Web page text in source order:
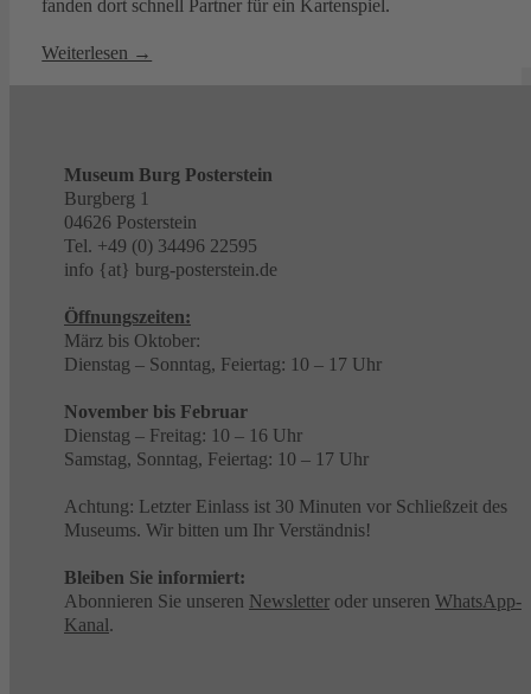
fanden dort schnell Partner für ein Kartenspiel.
Weiterlesen →
Museum Burg Posterstein
Burgberg 1
04626 Posterstein
Tel. +49 (0) 34496 22595
info {at} burg-posterstein.de
Öffnungszeiten:
März bis Oktober:
Dienstag – Sonntag, Feiertag: 10 – 17 Uhr
November bis Februar
Dienstag – Freitag: 10 – 16 Uhr
Samstag, Sonntag, Feiertag: 10 – 17 Uhr
Achtung: Letzter Einlass ist 30 Minuten vor Schließzeit des
Museums. Wir bitten um Ihr Verständnis!
Bleiben Sie informiert:
Abonnieren Sie unseren Newsletter oder unseren WhatsApp-
Kanal.